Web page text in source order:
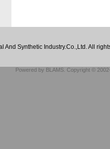
And Synthetic Industry.Co.,Ltd. All
Powered by BLAMS. Copyright ©